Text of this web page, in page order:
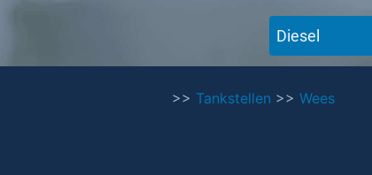
Diesel
>> Tankstellen >> Wees